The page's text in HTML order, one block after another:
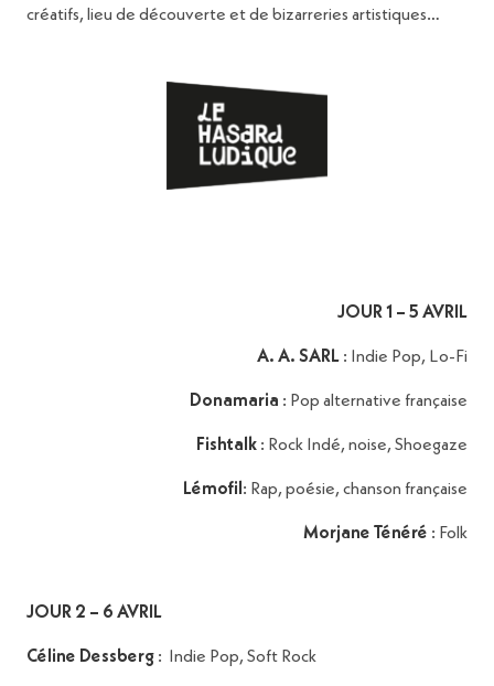
créatifs, lieu de découverte et de bizarreries artistiques…
JOUR 1 – 5 AVRIL
A. A. SARL : Indie Pop, Lo-Fi
Donamaria : Pop alternative française
Fishtalk : Rock Indé, noise, Shoegaze
Lémofil : Rap, poésie, chanson française
Morjane Ténéré : Folk
JOUR 2 – 6 AVRIL
Céline Dessberg : Indie Pop, Soft Rock